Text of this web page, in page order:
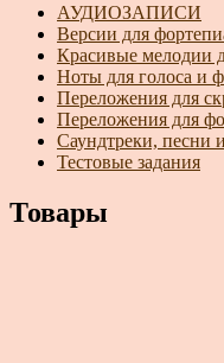
АУДИОЗАПИСИ
Версии для
Красивые мелодии
Ноты для голоса и
Переложения для
Переложения для
Саундтреки, песни
Тестовые задания
Товары